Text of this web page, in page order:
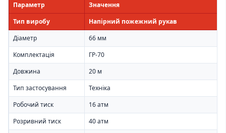
Параметр
Значення
Тип виробу
Напірний пожежний рукав
Діаметр
66 мм
Комплектація
ГР-70
Довжина
20 м
Тип застосування
Техніка
Робочий тиск
16 атм
Розривний тиск
40 атм